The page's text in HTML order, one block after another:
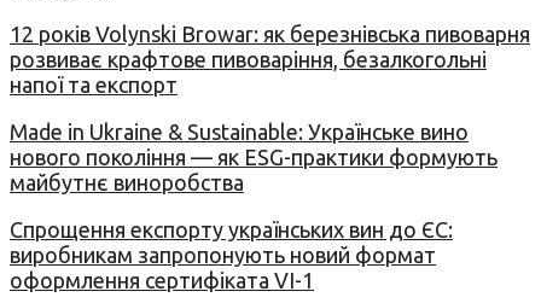
12 років Volynski Browar: як березнівська пивоварня
розвиває крафтове пивоваріння, безалкогольні
напої та експорт
Made in Ukraine & Sustainable: Українське вино
нового покоління — як ESG-практики формують
майбутнє виноробства
Спрощення експорту українських вин до ЄС:
виробникам запропонують новий формат
оформлення сертифіката VI-1